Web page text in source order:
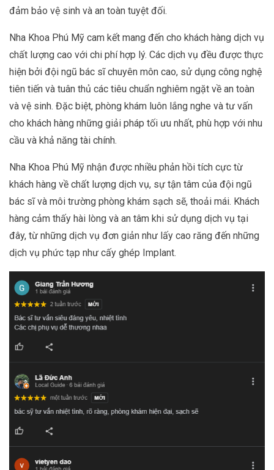
đảm bảo vệ sinh và an toàn tuyệt đối.
Nha Khoa Phú Mỹ cam kết mang đến cho khách hàng dịch vụ
chất lượng cao với chi phí hợp lý. Các dịch vụ đều được thực
hiện bởi đội ngũ bác sĩ chuyên môn cao, sử dụng công nghệ
tiên tiến và tuân thủ các tiêu chuẩn nghiêm ngặt về an toàn
và vệ sinh. Đặc biệt, phòng khám luôn lắng nghe và tư vấn
cho khách hàng những giải pháp tối ưu nhất, phù hợp với nhu
cầu và khả năng tài chính.
Nha Khoa Phú Mỹ nhận được nhiều phản hồi tích cực từ
khách hàng về chất lượng dịch vụ, sự tận tâm của đội ngũ
bác sĩ và môi trường phòng khám sạch sẽ, thoải mái. Khách
hàng cảm thấy hài lòng và an tâm khi sử dụng dịch vụ tại
đây, từ những dịch vụ đơn giản như lấy cao răng đến những
dịch vụ phức tạp như cấy ghép Implant.